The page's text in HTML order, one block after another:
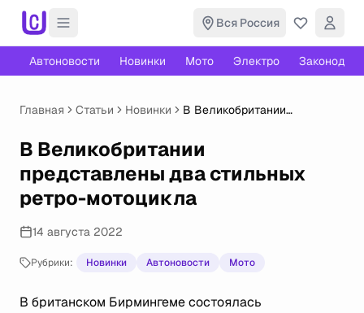
Вся Россия
Автоновости Новинки Мото Электро
Главная Статьи Новинки
В Великобритании
ретро-мотоцикла
В Великобритании
представлены два стильных
ретро-мотоцикла
14 августа 2022
Рубрики: Новинки Автоновости Мото
В британском Бирмингеме состоялась